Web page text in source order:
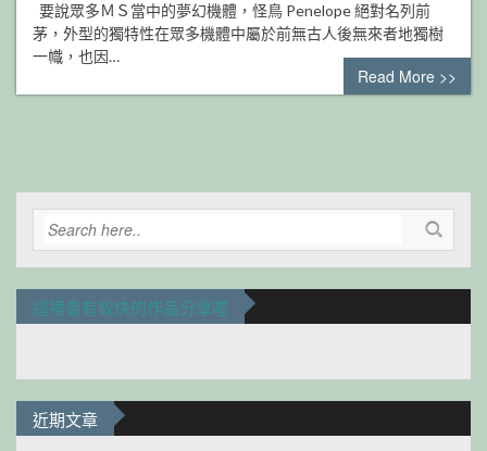
要說眾多ＭＳ當中的夢幻機體，怪鳥 Penelope 絕對名列前
茅，外型的獨特性在眾多機體中屬於前無古人後無來者地獨樹
一幟，也因…
Read More >>
這裡會有較快的作品分享喔
近期文章